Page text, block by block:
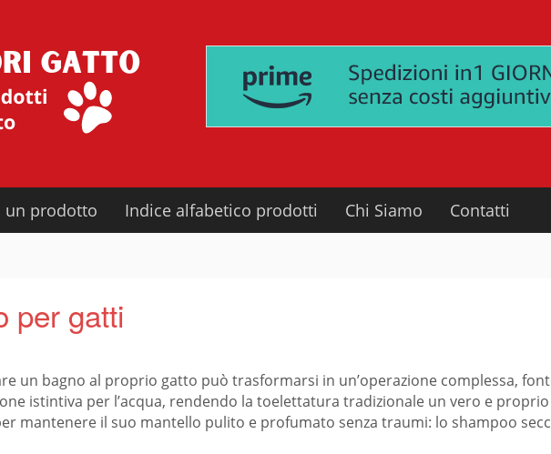
un prodotto Indice alfabetico prodotti Chi Siamo Contatti
per gatti
un bagno al proprio gatto può trasformarsi in un’operazione complessa,
istintiva per l’acqua, rendendo la toelettatura tradizionale un vero e
mantenere il suo mantello pulito e profumato senza traumi: lo shampoo